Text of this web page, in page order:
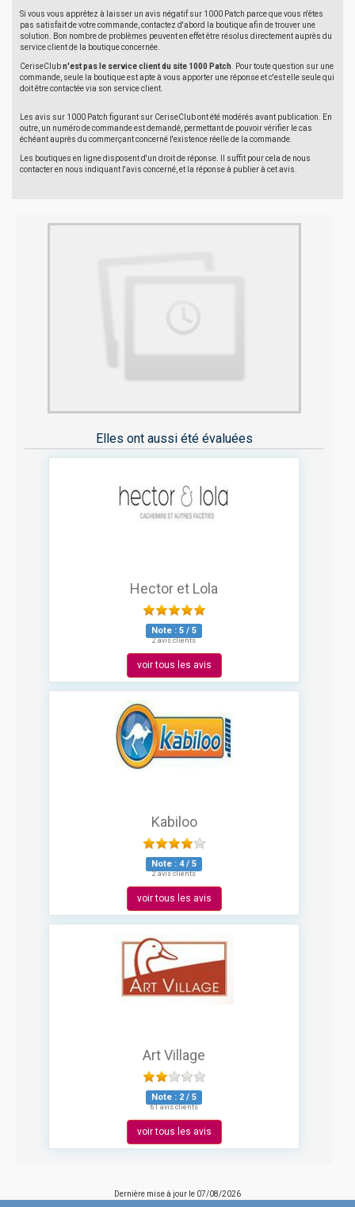
Si vous vous apprêtez à laisser un avis négatif sur 1000 Patch parce que vous n'êtes
pas satisfait de votre commande, contactez d'abord la boutique afin de trouver une
solution. Bon nombre de problèmes peuvent en effet être résolus directement auprès du
service client de la boutique concernée.
CeriseClubn'est pas le service client du site 1000 Patch . Pour toute question sur une
commande, seule la boutique est apte à vous apporter une réponse et c'est elle seule qui
doit être contactée via son service client.
Les avis sur 1000 Patch figurant sur CeriseClub ont été modérés avant publication. En
outre, un numéro de commande est demandé, permettant de pouvoir vérifier le cas
échéant auprès du commerçant concerné l'existence réelle de la commande.
Les boutiques en ligne disposent d'un droit de réponse. Il suffit pour cela de nous
contacter en nous indiquant l'avis concerné, et la réponse à publier à cet avis.
Elles ont aussi été évaluées
Hector et Lola
Note : 5 / 5
2 avis clients
voir tous les avis
Kabiloo
Note : 4/ 5
2 avis clients
voir tous les avis
Art Village
Note : 2 / 5
61 avis clients
voir tous les avis
Dernière mise à jour le 07/08/2026